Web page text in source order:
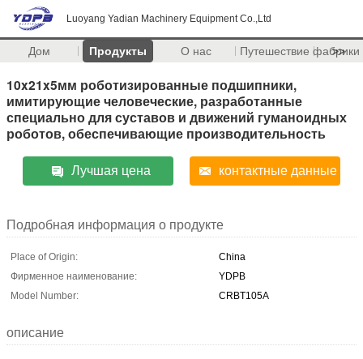
Luoyang Yadian Machinery Equipment Co.,Ltd
Дом Продукты О нас Путешествие фабрики
>>
10x21x5мм роботизированные подшипники,
имитирующие человеческие, разработанные
специально для суставов и движений гуманоидных
роботов, обеспечивающие производительность
Лучшая цена контактные данные
Подробная информация о продукте
Place of Origin:
China
Фирменное наименование:
YDPB
Model Number:
CRBT105A
описание